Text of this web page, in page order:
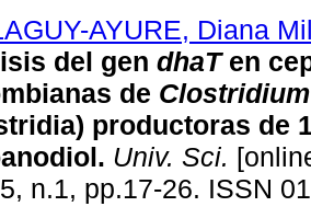
AYURE, Diana
del gen dhaTen
de Clostridium
productoras de
. Univ. Sci.
n.1, pp.17-26. ISSN